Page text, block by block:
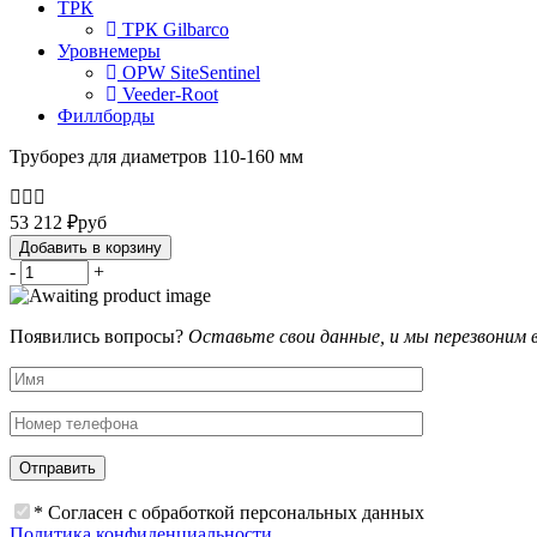
ТРК
ТРК Gilbarco
Уровнемеры
OPW SiteSentinel
Veeder-Root
Филлборды
Труборез для диаметров 110-160 мм
53 212 ₽руб
Добавить в корзину
- +
Появились вопросы? Оставьте свои данные, и мы перезвоним
* Согласен с обработкой персональных данных